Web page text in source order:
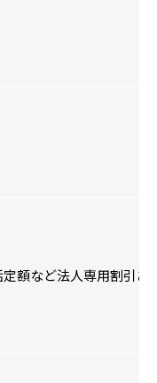
額など法人専用割引あ